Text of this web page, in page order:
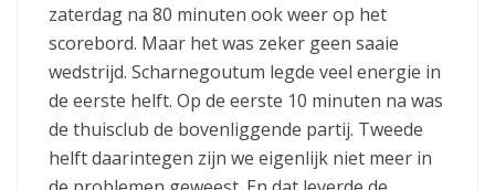
zaterdag na 80 minuten ook weer op het
scorebord. Maar het was zeker geen saaie
wedstrijd. Scharnegoutum legde veel energie in
de eerste helft. Op de eerste 10 minuten na was
de thuisclub de bovenliggende partij. Tweede
helft daarintegen zijn we eigenlijk niet meer in